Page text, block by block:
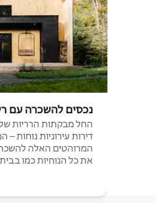
נכסים להשכרה עם
החל מבקתות הרריות
דירות עירוניות נוחות –
המרוהטים האלה
את כל הנוחיות כמו